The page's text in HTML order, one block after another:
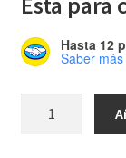
Hasta 12
Saber más